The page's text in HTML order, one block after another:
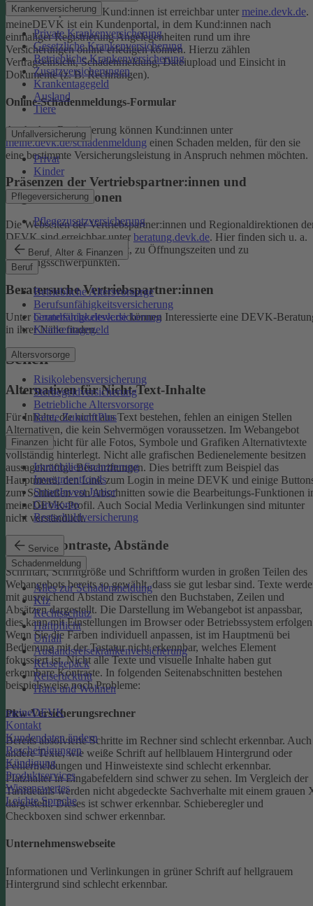
Krankenversicherung
Private Krankenversicherung
Gesetzliche Krankenversicherung
Betriebliche Krankenversicherung
Zusatzversicherungen
Krankentagegeld
Ausland
Tiere
Unfallversicherung
Privat
Kinder
Pflegeversicherung
Pflegezusatzversicherung
Beruf, Alter & Finanzen
Beruf
Betriebliche Altersvorsorge
Berufsunfähigkeitsversicherung
Grundfähigkeitsversicherung
Krankentagegeld
Altersvorsorge
Risikolebensversicherung
Sterbegeldversicherung
Betriebliche Altersvorsorge
Rente ZukunftPlus
Finanzen
Immobilienfinanzierung
Investmentfonds
SmartInvest Junior
Girokonto
Restschuldversicherung
Service
Schadenmeldung
Alles zur Schadenmeldung
Kfz
Rechtsschutz
Haftpflicht
Unfall
Auslandsreisekrankenversicherung
Reisegepäck
Reiserücktritt
Haus und Wohnen
meineDEVK
Kontakt
Kundendaten ändern
Bescheinigungen
Kündigung
Produktservices
Wissenswertes
Leichte Sprache
Das Serviceportal für Kund:innen ist erreichbar unter meine.devk.de.
meineDEVK ist ein Kundenportal, in dem Kund:innen nach
einmaliger Registrierung Angelegenheiten rund um ihre
Versicherungen online erledigen können. Hierzu zählen
Vertragseinsicht, Schadenmeldung, Dateiupload und Einsicht in
Dokumente (z. B. Rechnungen).
Online-Schadenmeldungs-Formular
Auch ohne Registrierung können Kund:innen unter
meine.devk.de/schadenmeldung einen Schaden melden, für den sie
eine bestimmte Versicherungsleistung in Anspruch nehmen möchten.
Präsenzen der Vertriebspartner:innen und
Regionaldirektionen
Die Webseiten der Vertriebspartner:innen und Regionaldirektionen
DEVK sind erreichbar unter beratung.devk.de. Hier finden sich u. a.
Informationen zum Standort, zu Öffnungszeiten und zu
Beratungsschwerpunkten.
Beratersuche Vertriebspartner:innen
Unter beratersuche.devk.dekönnen Interessierte eine DEVK-
in ihrer Nähe finden.
Sehen
Alternativen für Nicht-Text-Inhalte
Für Inhalte, die nicht aus Text bestehen, fehlen an einigen Stellen
Alternativen, die kein Sehvermögen voraussetzen. Im Webangebot
sind noch nicht für alle Fotos, Symbole und Grafiken Alternativtexte
vollständig hinterlegt. Nicht alle grafischen Bedienelemente besitzen
aussagekräftige Beschriftungen. Dies betrifft zum Beispiel das
Hauptmenü, den Link zum Login in meine DEVK und einige
zum Schließen von Abschnitten sowie die Bearbeitungs-Funktionen
meineDEVK-Profil. Auch Social Media Verlinkungen sind mitunter
nicht verständlich.
Schrift, Kontraste, Abstände
Schriftart, Schriftgröße und Schriftform wurden in großen Teilen des
Webangebots bereits so gewählt, dass sie gut lesbar sind. Texte
mit ausreichend Abstand zwischen den Buchstaben, Zeilen und
Absätzen dargestellt. Die Darstellung im Webangebot ist anpassbar,
dies kann mit Einstellungen im Browser oder Betriebssystem
Wenn Sie die Farben individuell anpassen, ist im Hauptmenü bei
Bedienung mit der Tastatur nicht erkennbar, welches Element
fokussiert ist.Nicht alle Texte und visuelle Inhalte haben gut
erkennbare Kontraste. In folgenden Seitenabschnitten bestehen
beispielsweise noch Probleme:
Pkw-Versicherungsrechner
Bereits absolvierte Schritte im Rechner sind schlecht erkennbar. Auch
andere Texte, wie weiße Schrift auf hellblauem Hintergrund oder
Fehlermeldungen und Hinweistexte sind schlecht erkennbar.
Platzhalter in Eingabefeldern sind schwer zu sehen. Im Vergleich der
Tarifdetails werden nicht abgedeckte Sachverhalte mit einem grauen
dargestellt. Dieses ist schwer erkennbar. Schieberegler und
Checkboxen sind schwer erkennbar.
Unternehmenswebseite
Informationen und Verlinkungen in grüner Schrift auf hellgrauem
Hintergrund sind schlecht erkennbar.